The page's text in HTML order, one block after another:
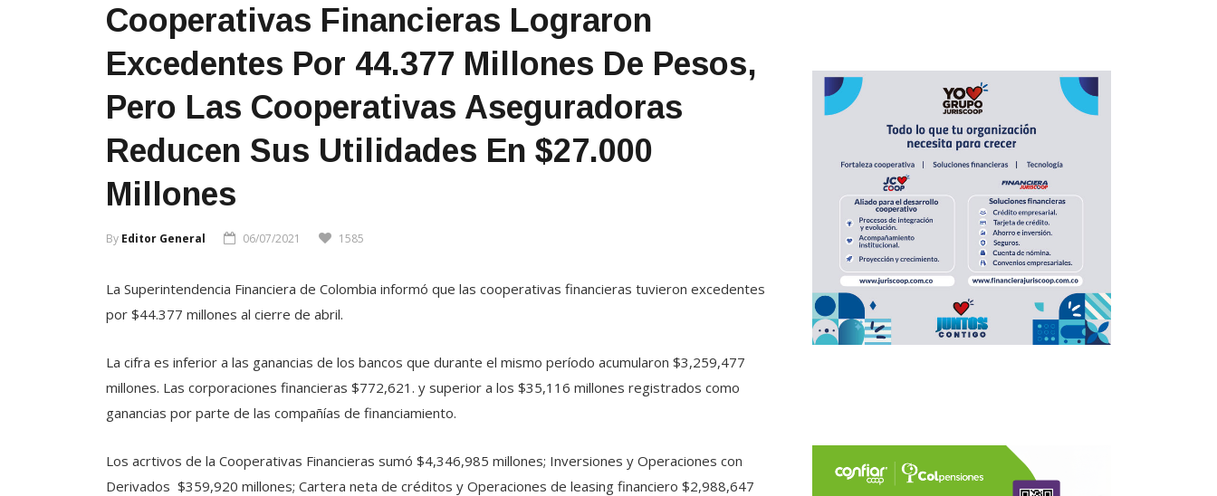
Cooperativas Financieras Lograron
Excedentes Por 44.377 Millones De Pesos,
Pero Las Cooperativas Aseguradoras
Reducen Sus Utilidades En $27.000
Millones
By Editor General 06/07/2021 1585
La Superintendencia Financiera de Colombia informó que las cooperativas financieras tuvieron excedentes
por $44.377 millones al cierre de abril.
La cifra es inferior a las ganancias de los bancos que durante el mismo período acumularon $3,259,477
millones. Las corporaciones financieras $772,621. y superior a los $35,116 millones registrados como
ganancias por parte de las compañías de financiamiento.
Los acrtivos de la Cooperativas Financieras sumó $4,346,985 millones; Inversiones y Operaciones con
Derivados $359,920 millones; Cartera neta de créditos y Operaciones de leasing financiero $2,988,647